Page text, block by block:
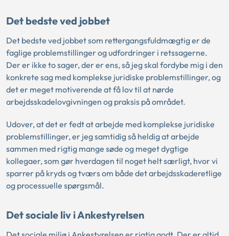
Det bedste ved jobbet
Det bedste ved jobbet som rettergangsfuldmægtig er de
faglige problemstillinger og udfordringer i retssagerne.
Der er ikke to sager, der er ens, så jeg skal fordybe mig i den
konkrete sag med komplekse juridiske problemstillinger, og
det er meget motiverende at få lov til at nørde
arbejdsskadelovgivningen og praksis på området.
Udover, at det er fedt at arbejde med komplekse juridiske
problemstillinger, er jeg samtidig så heldig at arbejde
sammen med rigtig mange søde og meget dygtige
kollegaer, som gør hverdagen til noget helt særligt, hvor vi
sparrer på kryds og tværs om både det arbejdsskaderetlige
og processuelle spørgsmål.
Det sociale liv i Ankestyrelsen